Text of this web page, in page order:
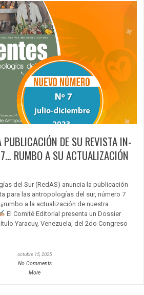
PUBLICACIÓN DE SU REVISTA IN-
RUMBO A SU ACTUALIZACIÓN
del Sur (RedAS) anuncia la publicación
para las antropologías del sur, número 7
a la actualización de nuestra
El Comité Editorial presenta un Dossier
Yaracuy, Venezuela, del 2do Congreso
octubre 15, 2025
No Comments
More